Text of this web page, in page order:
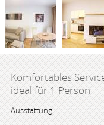
Komfortables
ideal für 1 Person
Ausstattung: